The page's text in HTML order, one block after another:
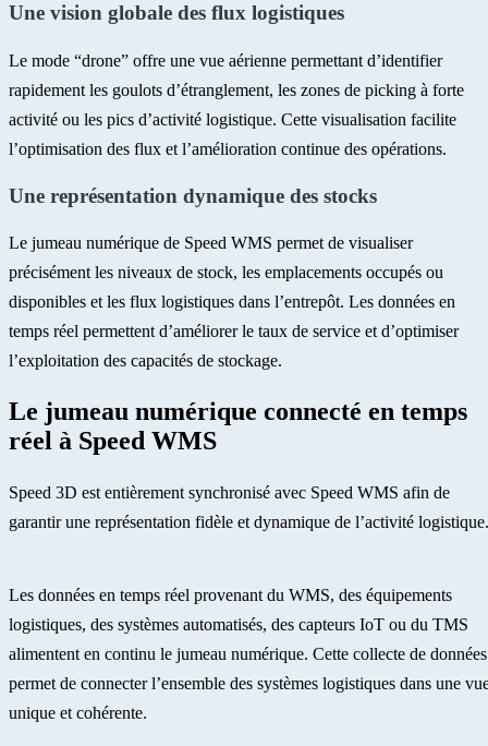
Une vision globale des flux logistiques
Le mode “drone” offre une vue aérienne permettant d’identifier
rapidement les goulots d’étranglement, les zones de picking à forte
activité ou les pics d’activité logistique. Cette visualisation facilite
l’optimisation des flux et l’amélioration continue des opérations.
Une représentation dynamique des stocks
Le jumeau numérique de Speed WMS permet de visualiser
précisément les niveaux de stock, les emplacements occupés ou
disponibles et les flux logistiques dans l’entrepôt. Les données en
temps réel permettent d’améliorer le taux de service et d’optimiser
l’exploitation des capacités de stockage.
Le jumeau numérique connecté en temps
réel à Speed WMS
Speed 3D est entièrement synchronisé avec Speed WMS afin de
garantir une représentation fidèle et dynamique de l’activité logistique.
Les données en temps réel provenant du WMS, des équipements
logistiques, des systèmes automatisés, des capteurs IoT ou du TMS
alimentent en continu le jumeau numérique. Cette collecte de données
permet de connecter l’ensemble des systèmes logistiques dans une
unique et cohérente.